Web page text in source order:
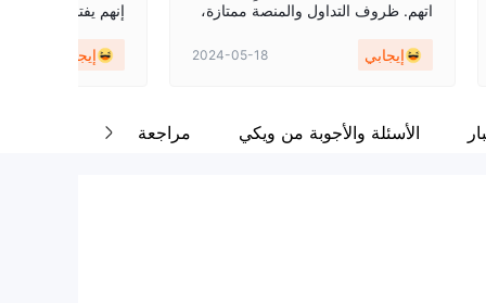
اتهم. ظروف التداول والمنصة ممتازة،
Coinexx توقعاتي ويوفر تجربة تداولإيجابي 2024-05-18
إنهم يفتقرون إلى
ول بشكل مستقل
إيجابي
الأسئلة والأجوبة من ويكي مراجعة